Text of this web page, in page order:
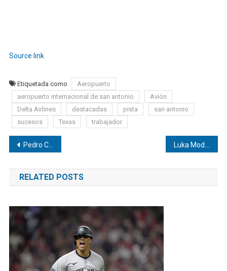
Source link
Etiquetada como
Aeropuerto
aeropuerto internacional de san antonio
Avión
Delta Airlines
destacadas pista
san antonio
sucesos
Texas trabajador
Navegación
de
entradas
Pedro Capó lanzó la presentación acústica de su disco «La Neta» Luka Modric renovó con el Real Madrid
RELATED POSTS